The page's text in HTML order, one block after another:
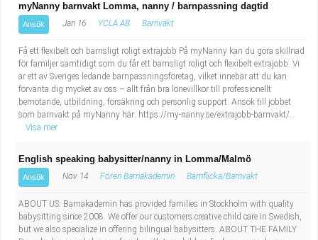
myNanny barnvakt Lomma, nanny / barnpassning dagtid
Ansök Jan 16 YCLA AB Barnvakt
Få ett flexibelt och barnsligt roligt extrajobb På myNanny kan du göra skillnad
för familjer samtidigt som du får ett barnsligt roligt och flexibelt extrajobb. Vi
är ett av Sveriges ledande barnpassningsföretag, vilket innebär att du kan
förvänta dig mycket av oss – allt från bra lönevillkor till professionellt
bemötande, utbildning, försäkring och personlig support. Ansök till jobbet
som barnvakt på myNanny här: https://my-nanny.se/extrajobb-barnvakt/...
Visa mer
English speaking babysitter/nanny in Lomma/Malmö
Ansök Nov 14 Fören Barnakademin Barnflicka/Barnvakt
ABOUT US: Barnakademin has provided families in Stockholm with quality
babysitting since 2008. We offer our customers creative child care in Swedish,
but we also specialize in offering bilingual babysitters. ABOUT THE FAMILY